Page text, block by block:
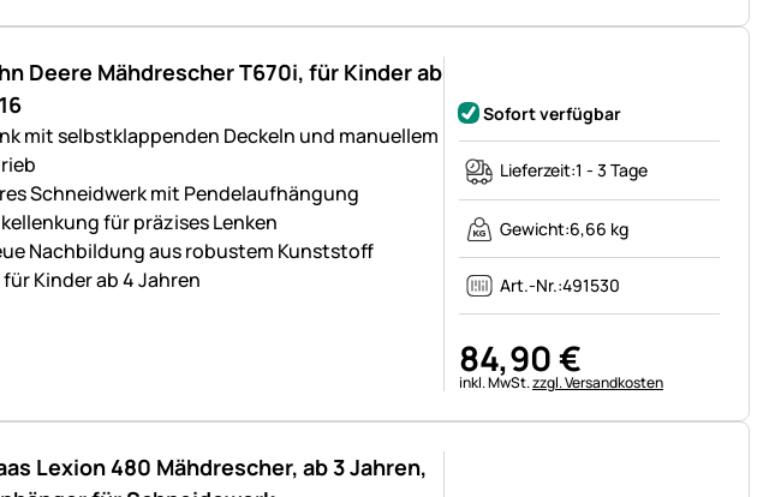
Deere Mähdrescher T670i, für Kinder ab
mit selbstklappenden Deckeln und manuellem
Schneidwerk mit Pendelaufhängung
für präzises Lenken
Nachbildung aus robustem Kunststoff
Kinder ab 4 Jahren
Sofort verfügbar
Lieferzeit:1 - 3 Tage
Gewicht:6,66 kg
Art.-Nr.:491530
84,90€
Steuerhinweis:
inkl. MwSt.zzgl. Versandkosten
Lexion 480 Mähdrescher, ab 3 Jahren,